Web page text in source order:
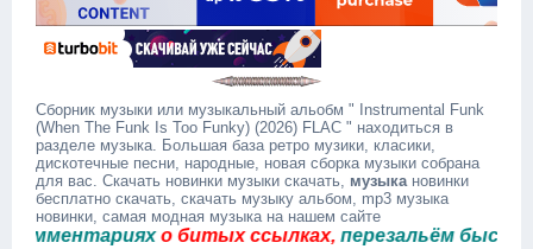
Сборник музыки или музыкальный альобм " Instrumental Funk
(When The Funk Is Too Funky) (2026) FLAC " находиться в
разделе музыка. Большая база ретро музики, класики,
дискотечные песни, народные, новая сборка музыки собрана
для вас. Скачать новинки музыки скачать, музыкановинки
бесплатно скачать, скачать музыку альбом, mp3 музыка
новинки, самая модная музыка на нашем сайте
о битых ссылках,перезальём быстро.